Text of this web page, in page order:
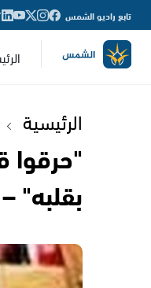
تابع راديو الشمس
الرئيسية
"حرقوا
بقلبه"